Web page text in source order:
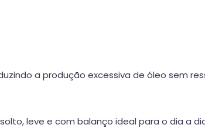
a produção excessiva de óleo sem
leve e com balanço ideal para o dia a